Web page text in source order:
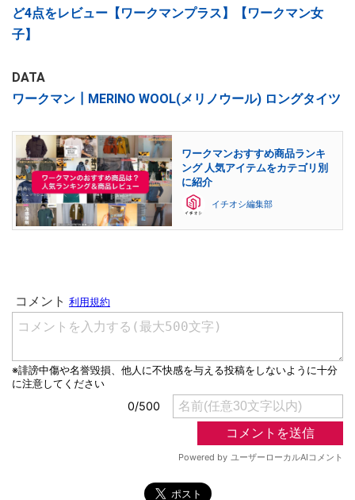
ど4点をレビュー【ワークマンプラス】【ワークマン女
子】
DATA
ワークマン┃MERINO WOOL(メリノウール) ロングタイツ
ワークマンおすすめ商品ランキ
ング 人気アイテムをカテゴリ別
に紹介
イチオシ編集部